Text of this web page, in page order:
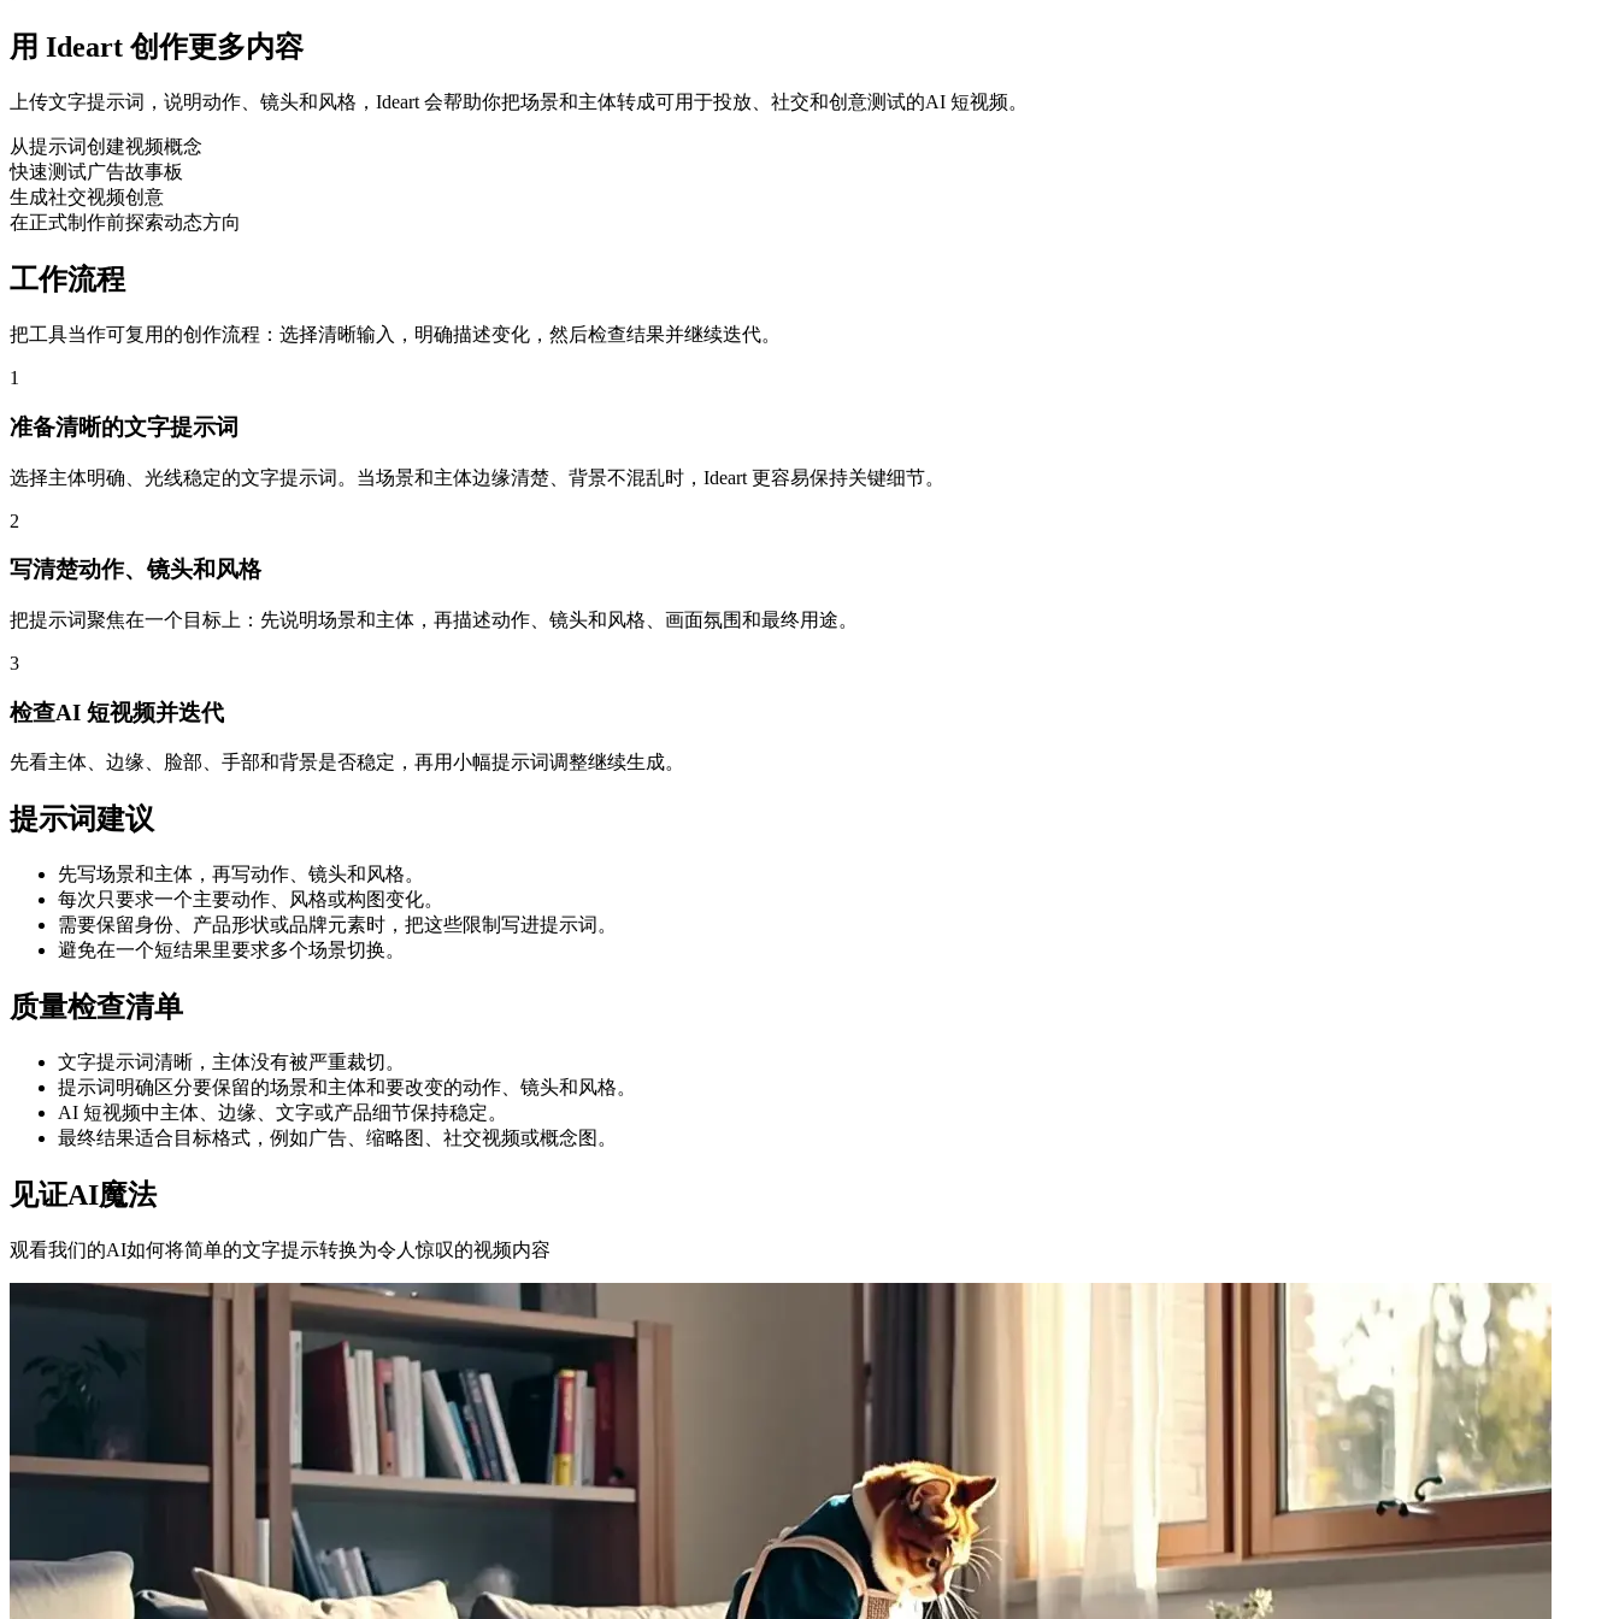
用 Ideart 创作更多内容
上传文字提示词，说明动作、镜头和风格，Ideart 会帮助你把场景和主体转成可用于投放、社交和创意测试的AI 短视频。
从提示词创建视频概念
快速测试广告故事板
生成社交视频创意
在正式制作前探索动态方向
工作流程
把工具当作可复用的创作流程：选择清晰输入，明确描述变化，然后检查结果并继续迭代。
1
准备清晰的文字提示词
选择主体明确、光线稳定的文字提示词。当场景和主体边缘清楚、背景不混乱时，Ideart 更容易保持关键细节。
2
写清楚动作、镜头和风格
把提示词聚焦在一个目标上：先说明场景和主体，再描述动作、镜头和风格、画面氛围和最终用途。
3
检查AI 短视频并迭代
先看主体、边缘、脸部、手部和背景是否稳定，再用小幅提示词调整继续生成。
提示词建议
先写场景和主体，再写动作、镜头和风格。
每次只要求一个主要动作、风格或构图变化。
需要保留身份、产品形状或品牌元素时，把这些限制写进提示词。
避免在一个短结果里要求多个场景切换。
质量检查清单
文字提示词清晰，主体没有被严重裁切。
提示词明确区分要保留的场景和主体和要改变的动作、镜头和风格。
AI 短视频中主体、边缘、文字或产品细节保持稳定。
最终结果适合目标格式，例如广告、缩略图、社交视频或概念图。
见证AI魔法
观看我们的AI如何将简单的文字提示转换为令人惊叹的视频内容